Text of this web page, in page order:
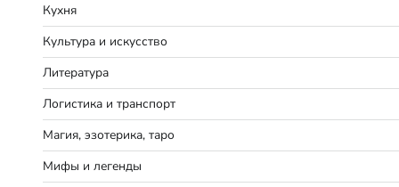
Кухня
Культура и искусство
Литература
Логистика и транспорт
Магия, эзотерика, таро
Мифы и легенды